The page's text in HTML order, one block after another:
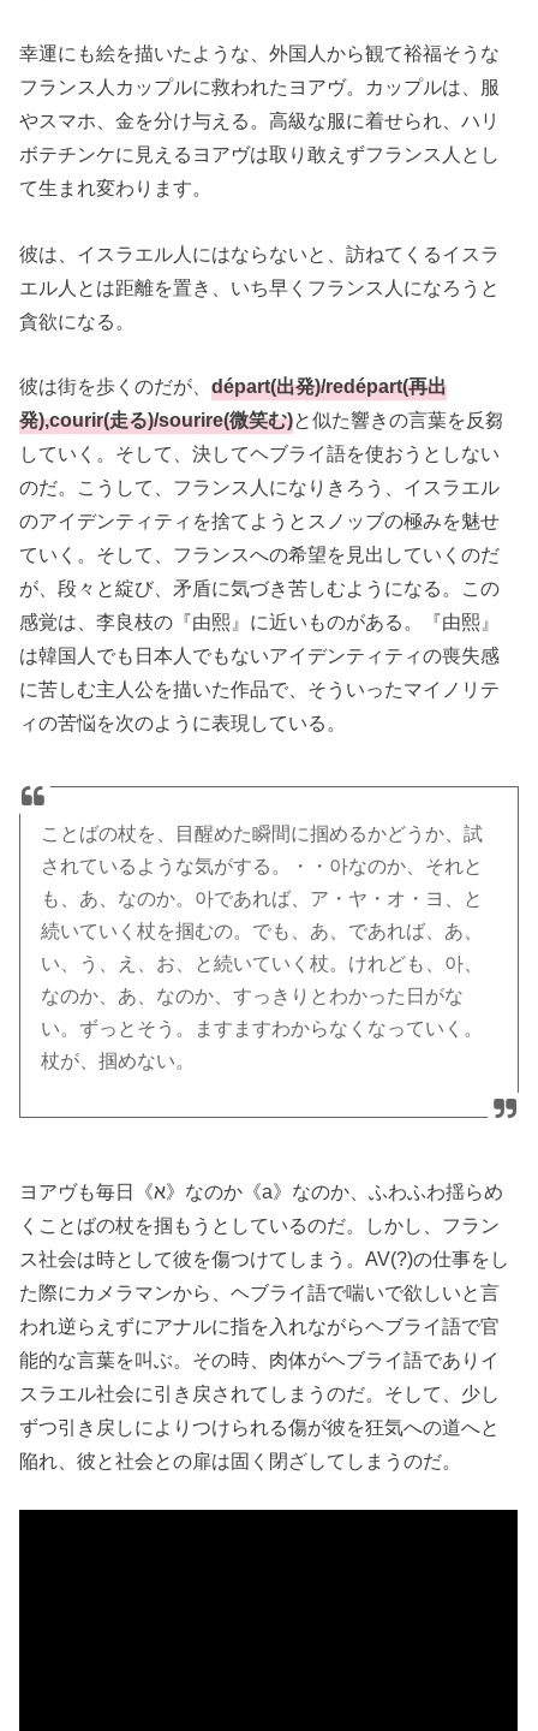
幸運にも絵を描いたような、外国人から観て裕福そうな
フランス人カップルに救われたヨアヴ。カップルは、服
やスマホ、金を分け与える。高級な服に着せられ、ハリ
ボテチンケに見えるヨアヴは取り敢えずフランス人とし
て生まれ変わります。
彼は、イスラエル人にはならないと、訪ねてくるイスラ
エル人とは距離を置き、いち早くフランス人になろうと
貪欲になる。
彼は街を歩くのだが、départ(出発)/redépart(再出
発),courir(走る)/sourire(微笑む)と似た響きの言葉を反芻
していく。そして、決してヘブライ語を使おうとしない
のだ。こうして、フランス人になりきろう、イスラエル
のアイデンティティを捨てようとスノッブの極みを魅せ
ていく。そして、フランスへの希望を見出していくのだ
が、段々と綻び、矛盾に気づき苦しむようになる。この
感覚は、李良枝の『由熙』に近いものがある。『由熙』
は韓国人でも日本人でもないアイデンティティの喪失感
に苦しむ主人公を描いた作品で、そういったマイノリテ
ィの苦悩を次のように表現している。
ことばの杖を、目醒めた瞬間に掴めるかどうか、試
されているような気がする。・・아なのか、それと
も、あ、なのか。아であれば、ア・ヤ・オ・ヨ、と
続いていく杖を掴むの。でも、あ、であれば、あ、
い、う、え、お、と続いていく杖。けれども、아、
なのか、あ、なのか、すっきりとわかった日がな
い。ずっとそう。ますますわからなくなっていく。
杖が、掴めない。
ヨアヴも毎日《א》なのか《a》なのか、ふわふわ揺らめ
くことばの杖を掴もうとしているのだ。しかし、フラン
ス社会は時として彼を傷つけてしまう。AV(?)の仕事をし
た際にカメラマンから、ヘブライ語で喘いで欲しいと言
われ逆らえずにアナルに指を入れながらヘブライ語で官
能的な言葉を叫ぶ。その時、肉体がヘブライ語でありイ
スラエル社会に引き戻されてしまうのだ。そして、少し
ずつ引き戻しによりつけられる傷が彼を狂気への道へと
陥れ、彼と社会との扉は固く閉ざしてしまうのだ。